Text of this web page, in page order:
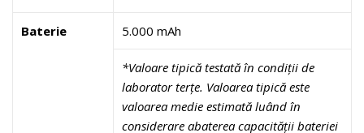
Baterie 5.000 mAh
*Valoare tipică testată în condiții de
laborator terțe. Valoarea tipică este
valoarea medie estimată luând în
considerare abaterea capacității bateriei